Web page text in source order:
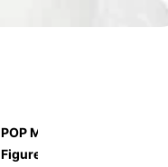
POP MART Sanrio Action
Figures (Toy Figures, Toy